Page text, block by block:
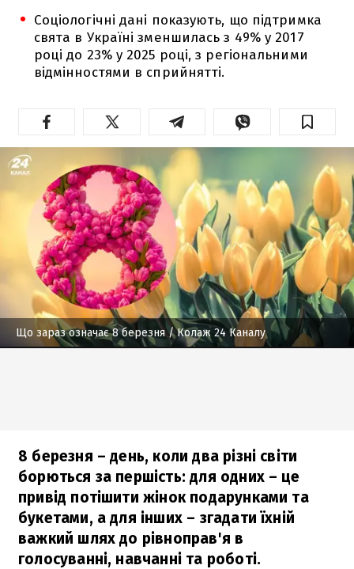
Соціологічні дані показують, що підтримка
свята в Україні зменшилась з 49% у 2017
році до 23% у 2025 році, з регіональними
відмінностями в сприйнятті.
Що зараз означає 8 березня/ Колаж 24 Каналу
8 березня – день, коли два різні світи
борються за першість: для одних – це
привід потішити жінок подарунками та
букетами, а для інших – згадати їхній
важкий шлях до рівноправ'я в
голосуванні, навчанні та роботі.